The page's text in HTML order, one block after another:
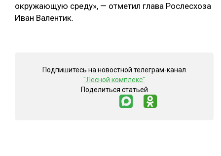
окружающую среду», — отметил глава Рослесхоза
Иван Валентик.
Подпишитесь на новостной телеграм-канал
"Лесной комплекс"
Поделиться статьей